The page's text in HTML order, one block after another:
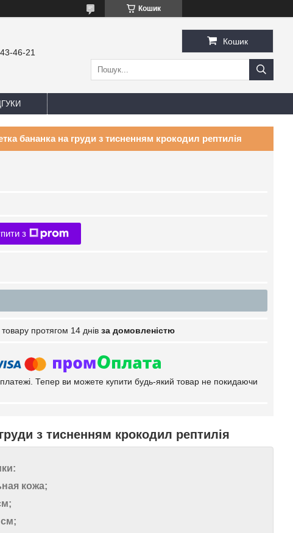
Кошик
46-21
Кошик
бананка на груди з тисненням крокодил рептилія
з
протягом 14 днів за домовленістю
платежі. Тепер ви можете купити будь-який товар не покидаючи
з тисненням крокодил рептилія
кожа;